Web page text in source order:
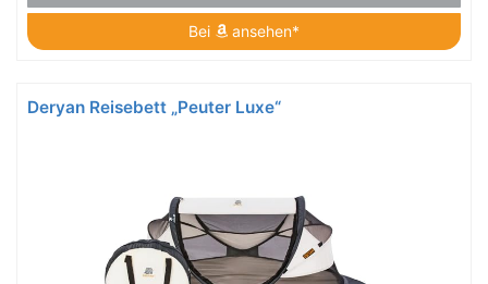
Bei ansehen*
Deryan Reisebett „Peuter Luxe“